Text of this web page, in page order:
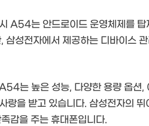
A54는 안드로이드 운영체제를
삼성전자에서 제공하는 디바이스
는 높은 성능, 다양한 용량 옵션,
랑을 받고 있습니다. 삼성전자의
감을 주는 휴대폰입니다.